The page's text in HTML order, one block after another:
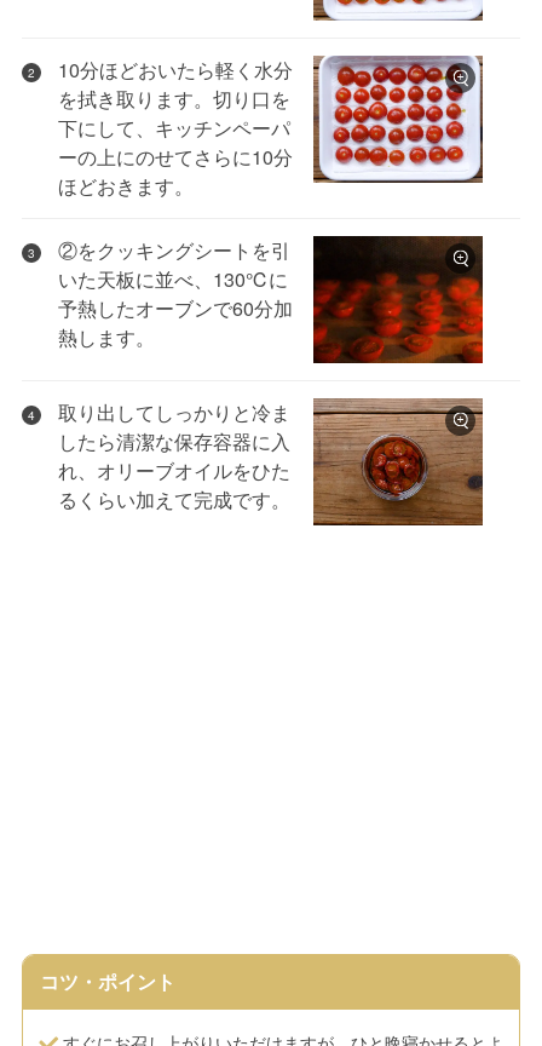
2
10分ほどおいたら軽く水分
を拭き取ります。切り口を
下にして、キッチンペーパ
ーの上にのせてさらに10分
ほどおきます。
3
②をクッキングシートを引
いた天板に並べ、130℃に
予熱したオーブンで60分加
熱します。
4
取り出してしっかりと冷ま
したら清潔な保存容器に入
れ、オリーブオイルをひた
るくらい加えて完成です。
コツ・ポイント